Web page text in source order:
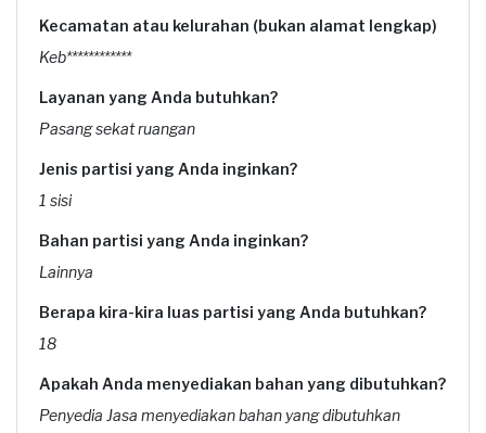
Kecamatan atau kelurahan (bukan alamat lengkap)
Keb************
Layanan yang Anda butuhkan?
Pasang sekat ruangan
Jenis partisi yang Anda inginkan?
1 sisi
Bahan partisi yang Anda inginkan?
Lainnya
Berapa kira-kira luas partisi yang Anda butuhkan?
18
Apakah Anda menyediakan bahan yang dibutuhkan?
Penyedia Jasa menyediakan bahan yang dibutuhkan